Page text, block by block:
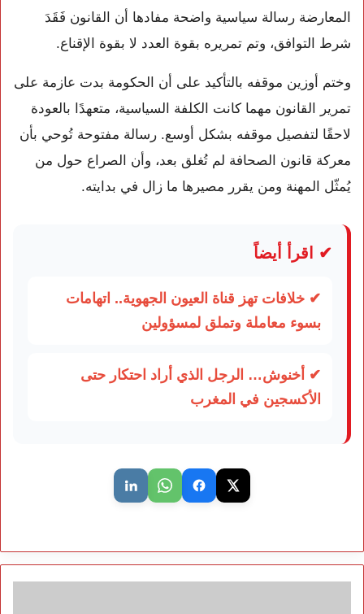
المعارضة رسالة سياسية واضحة مفادها أن القانون فَقَدَ
شرط التوافق، وتم تمريره بقوة العدد لا بقوة الإقناع.
وختم أوزين موقفه بالتأكيد على أن الحكومة بدت عازمة على
تمرير القانون مهما كانت الكلفة السياسية، متعهدًا بالعودة
لاحقًا لتفصيل موقفه بشكل أوسع. رسالة مفتوحة تُوحي بأن
معركة قانون الصحافة لم تُغلق بعد، وأن الصراع حول من
يُمثّل المهنة ومن يقرر مصيرها ما زال في بدايته.
✔ اقرأ أيضاً
✔ خلافات تهز قناة العيون الجهوية.. اتهامات
بسوء معاملة وتملق لمسؤولين
✔ أخنوش… الرجل الذي أراد احتكار حتى
الأكسجين في المغرب
البوليساريو